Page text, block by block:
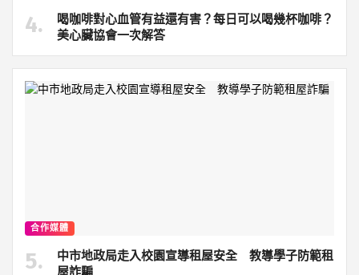
喝咖啡對心血管有益還有害？每日可以喝幾杯咖啡？
美心臟協會一次解答
合作媒體
中市地政局走入校園宣導租屋安全 教導學子防範租
屋詐騙